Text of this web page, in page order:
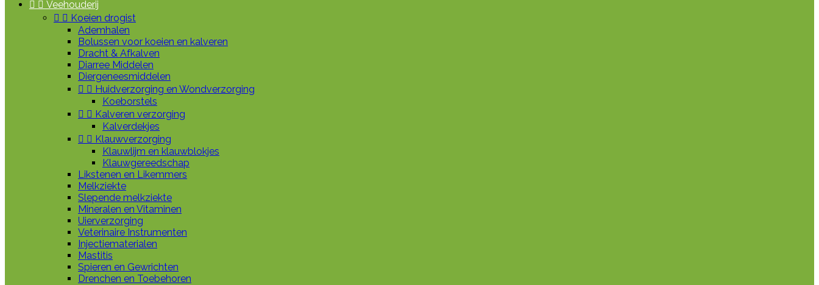
  Veehouderij
  Koeien drogist
Ademhalen
Bolussen voor koeien en kalveren
Dracht & Afkalven
Diarree Middelen
Diergeneesmiddelen
  Huidverzorging en Wondverzorging
Koeborstels
  Kalveren verzorging
Kalverdekjes
  Klauwverzorging
Klauwlijm en klauwblokjes
Klauwgereedschap
Likstenen en Likemmers
Melkziekte
Slepende melkziekte
Mineralen en Vitaminen
Uierverzorging
Veterinaire Instrumenten
Injectiematerialen
Mastitis
Spieren en Gewrichten
Drenchen en Toebehoren